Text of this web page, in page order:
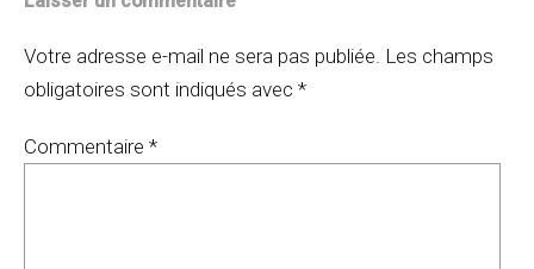
Votre adresse e-mail ne sera pas publiée. Les champs
obligatoires sont indiqués avec *
Commentaire *